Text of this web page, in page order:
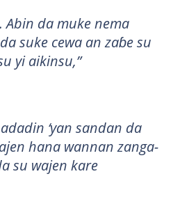
Abin da muke nema
suke cewa an zaɓe su
yi aikinsu,”
‘yan sandan da
hana wannan zanga-
su wajen kare